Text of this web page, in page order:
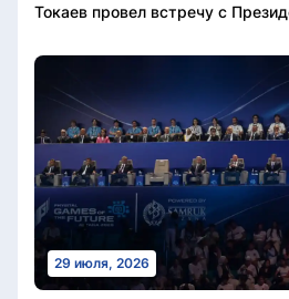
Токаев провел встречу с
29 июля, 2026